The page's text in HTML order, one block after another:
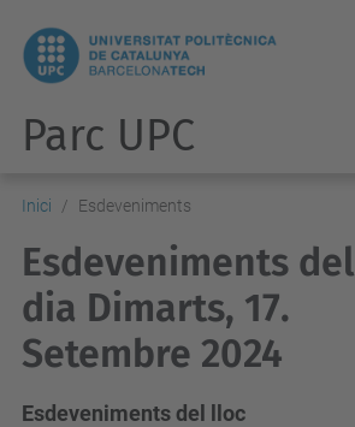
Parc UPC
Inici Esdeveniments
Esdeveniments del
dia Dimarts, 17.
Setembre 2024
Esdeveniments del lloc